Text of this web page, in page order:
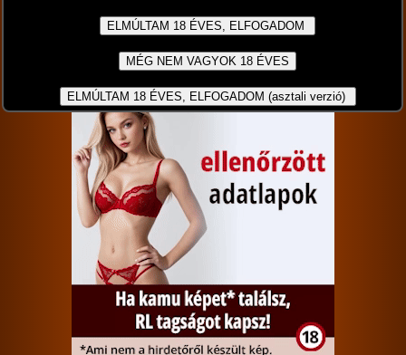
Sophie Moon
A sorozat kategóriái:
hardcore fazon pina orál nyalás párok
hármasban
kutya póz
misszionárius póz lovagló pozíció
Értékeld a sorozatot:
5/5 (23db)